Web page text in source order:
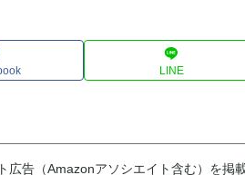
LINE
広告（Amazonアソシエイト含む）を掲